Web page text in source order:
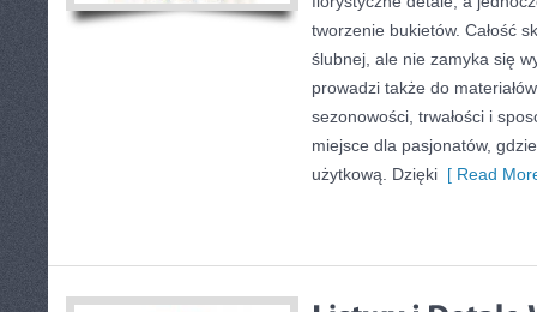
tworzenie bukietów. Całość
ślubnej, ale nie zamyka się
prowadzi także do
sezonowości, trwałości i
miejsce dla pasjonatów,
użytkową. Dzięki [ Read